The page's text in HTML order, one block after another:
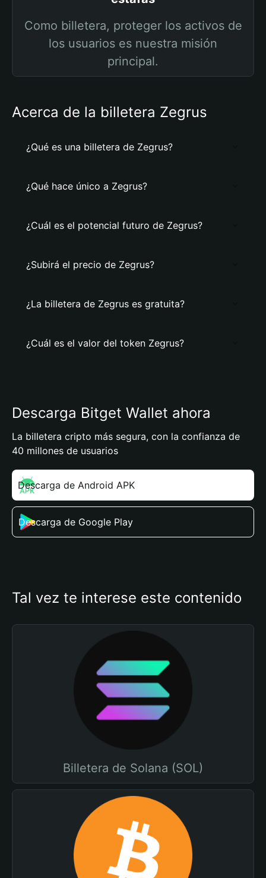
Como billetera, proteger los activos de
los usuarios es nuestra misión
principal.
Acerca de la billetera Zegrus
¿Qué es una billetera de Zegrus?
¿Qué hace único a Zegrus?
¿Cuál es el potencial futuro de Zegrus?
¿Subirá el precio de Zegrus?
¿La billetera de Zegrus es gratuita?
¿Cuál es el valor del token Zegrus?
Descarga Bitget Wallet ahora
La billetera cripto más segura, con la confianza de
40 millones de usuarios
Descarga de Android APK
Descarga de Google Play
Tal vez te interese este contenido
Billetera de Solana (SOL)